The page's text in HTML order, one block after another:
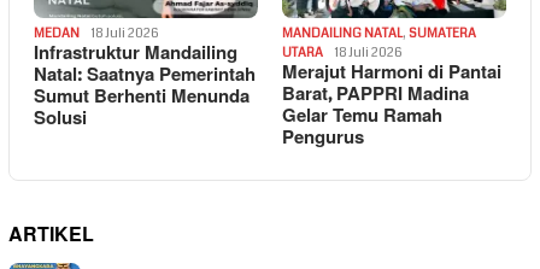
MEDAN 18 Juli 2026
Infrastruktur Mandailing
Natal: Saatnya Pemerintah
Sumut Berhenti Menunda
Solusi
MANDAILING NATAL, SUMATERA
UTARA
18 Juli 2026
Merajut Harmoni di Pantai
Barat, PAPPRI Madina
Gelar Temu Ramah
Pengurus
ARTIKEL